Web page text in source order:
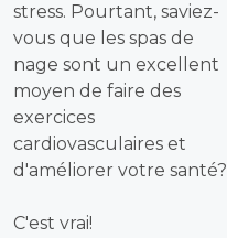
stress. Pourtant, saviez-
vous que les spas de
nage sont un excellent
moyen de faire des
exercices
cardiovasculaires et
d'améliorer votre santé?
C'est vrai!